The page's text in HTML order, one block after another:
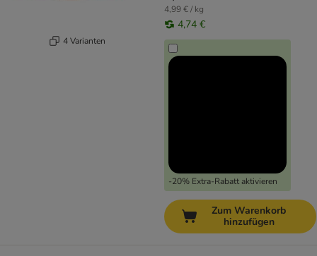
4 Varianten
4,99 € / kg
4,74 €
-20% Extra-Rabatt aktivieren
Zum Warenkorb
hinzufügen